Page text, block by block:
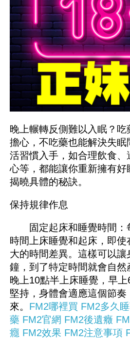
晚上輾轉反側難以入眠？吃
擔心，不吃藥也能解決失眠
活習慣入手，如合理飲食、
心等，都能讓你重新擁有
揭曉具體的秘訣。
保持規律作息
固定起床和睡覺時間：
時間上床睡覺和起床，即
大的時間差異。這樣可以
鐘，到了特定時間就會自然
晚上10點半上床睡覺，早
堅持，身體會適應這個節
來。 FM2哪裡買 FM2多久
藥 FM2官網 FM2後遺癥
癮 FM2效果 FM2注意事項